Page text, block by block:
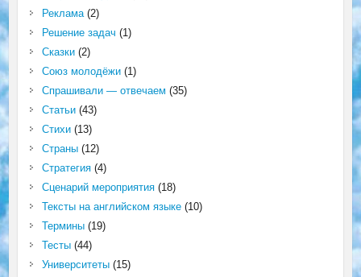
Реклама(2)
Решение задач (1)
Сказки(2)
Союз молодёжи(1)
Спрашивали — отвечаем (35)
Статьи(43)
Стихи(13)
Страны(12)
Стратегия(4)
Сценарий мероприятия(18)
Тексты на английском языке(10)
Термины(19)
Тесты(44)
Университеты(15)